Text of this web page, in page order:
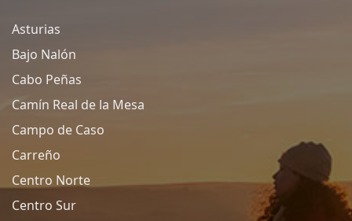
Asturias
Bajo Nalón
Cabo Peñas
Camín Real de la Mesa
Campo de Caso
Carreño
Centro Norte
Centro Sur